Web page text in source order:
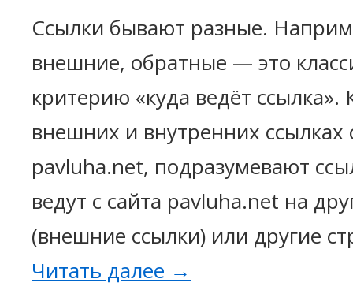
Ссылки бывают разные.
внешние, обратные — это
критерию «куда ведёт ссылка».
внешних и внутренних
pavluha.net, подразумевают
ведут с сайта pavluha.net на
(внешние ссылки) или другие
Читать далее →